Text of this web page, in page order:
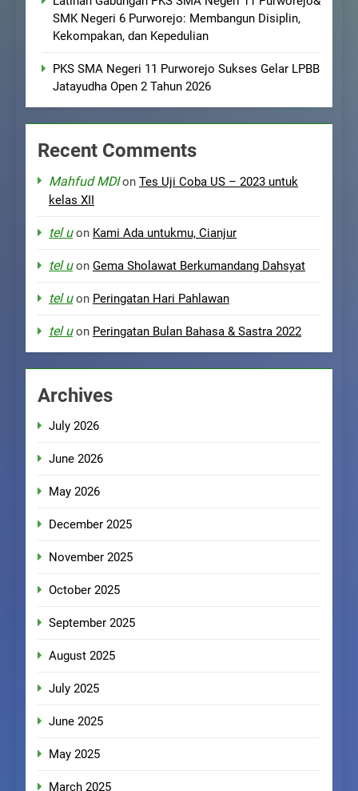
SMK Negeri 6 Purworejo: Membangun Disiplin,
Kekompakan, dan Kepedulian
PKS SMA Negeri 11 Purworejo Sukses Gelar LPBB
Jatayudha Open 2 Tahun 2026
Recent Comments
Mahfud MDIon Tes Uji Coba US – 2023 untuk
kelas XII
tel uon Kami Ada untukmu, Cianjur
tel uon Gema Sholawat Berkumandang Dahsyat
tel uon Peringatan Hari Pahlawan
tel uon Peringatan Bulan Bahasa & Sastra 2022
Archives
July 2026
June 2026
May 2026
December 2025
November 2025
October 2025
September 2025
August 2025
July 2025
June 2025
May 2025
March 2025